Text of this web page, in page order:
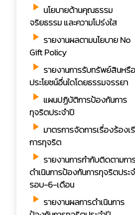
play_arrow นโยบายด้านคุณธรรม
จริยธรรม และความโปร่งใส
play_arrow รายงานผลตามนโยบาย No
Gift Policy
play_arrow รายงานการรับทรัพย์สินหรือ
ประโยชน์อื่นใดโดยธรรมจรรยา
play_arrow แผนปฏิบัติการป้องกันการ
ทุจริตประจำปี
play_arrow มาตรการจัดการเรื่องร้องเ
การทุจริต
play_arrow รายงานการกำกับติดตามกา
ดำเนินการป้องกันการทุจริตประ
รอบ-6-เดือน
play_arrow รายงานผลการดำเนินการ